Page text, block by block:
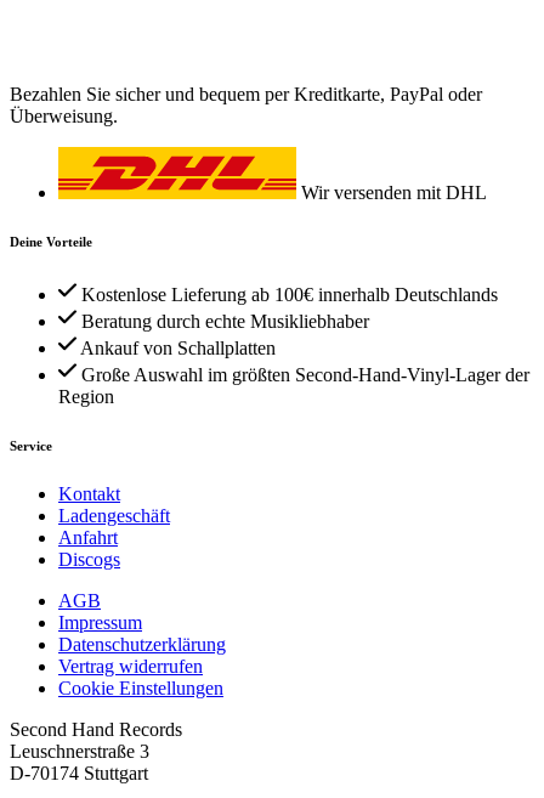
Bezahlen Sie sicher und bequem per Kreditkarte, PayPal oder
Überweisung.
Wir versenden mit DHL
Deine Vorteile
Kostenlose Lieferung ab 100€ innerhalb Deutschlands
Beratung durch echte Musikliebhaber
Ankauf von Schallplatten
Große Auswahl im größten Second-Hand-Vinyl-Lager der
Region
Service
Kontakt
Ladengeschäft
Anfahrt
Discogs
AGB
Impressum
Datenschutzerklärung
Vertrag widerrufen
Cookie Einstellungen
Second Hand Records
Leuschnerstraße 3
D-70174 Stuttgart